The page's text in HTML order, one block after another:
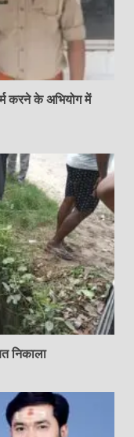
करने के अभियोग में
निकाला